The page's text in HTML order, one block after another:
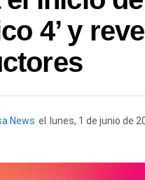
4’ y
News el lunes, 1 de junio de